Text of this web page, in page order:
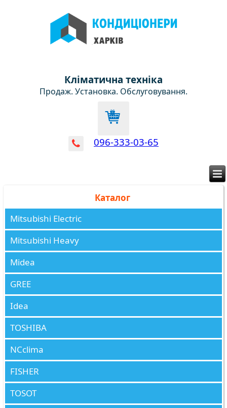
Кліматична техніка
Продаж. Установка. Обслуговування.
096-333-03-65
Каталог
Mitsubishi Electric
Mitsubishi Heavy
Midea
GREE
Idea
TOSHIBA
NCclima
FISHER
TOSOT